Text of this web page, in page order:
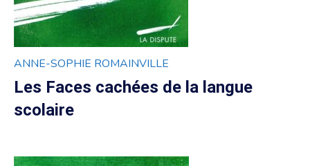
ANNE-SOPHIE ROMAINVILLE
Les Faces cachées de la langue
scolaire